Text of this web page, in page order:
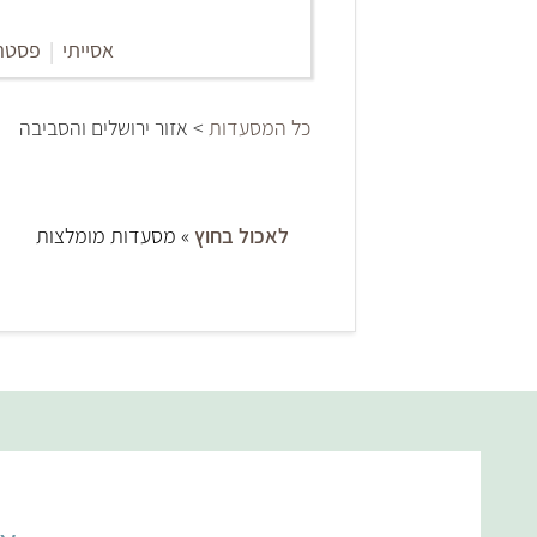
אסייתי |
כל המסעדות > אזור ירושלים והסביבה
לאכול בחוץ » מסעדות מומלצות